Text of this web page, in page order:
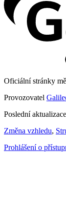
Oficiální stránky
Provozovatel
Poslední
Změna vzhledu,
Prohlášení o